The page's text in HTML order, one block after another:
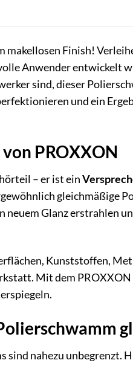
makellosen Finish!
Anwender entwickelt
sind, dieser
und ein
PROXXON
– er ist ein
gleichmäßige
neuem Glanz erstrahlen
Kunststoffen,
Mit dem
nahezu unbegrenzt.